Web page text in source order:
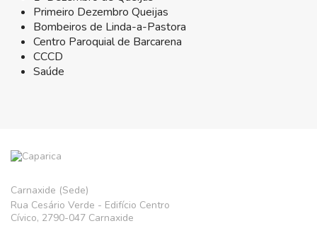
Primeiro Dezembro Queijas
Bombeiros de Linda-a-Pastora
Centro Paroquial de Barcarena
CCCD
Saúde
Carnaxide (Sede)
Rua Cesário Verde - Edifício Centro
Cívico, 2790-047 Carnaxide